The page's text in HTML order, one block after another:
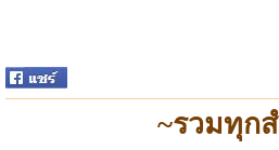
~รวมทุก